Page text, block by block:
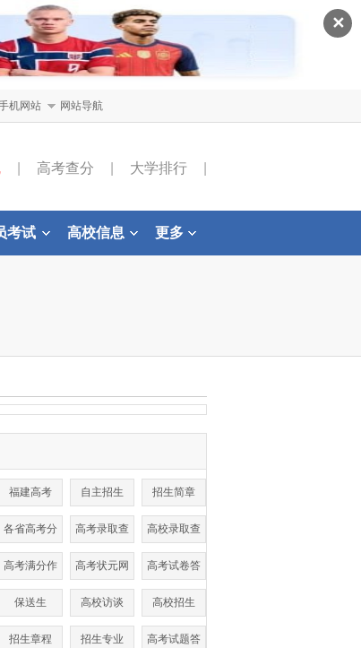
✕
机网站 网站导航
高考查分 大学排行
考试 高校信息 更多
福建高考 自主招生 招生简章
各省高考分
数线
高考录取查
询
高校录取查
询
高考满分作
文
高考状元网 高考试卷答
案
保送生 高校访谈 高校招生
招生章程 招生专业 高考试题答